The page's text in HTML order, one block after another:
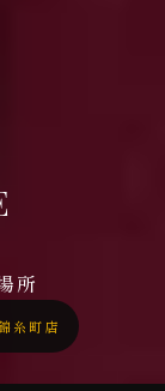
所
糸町店